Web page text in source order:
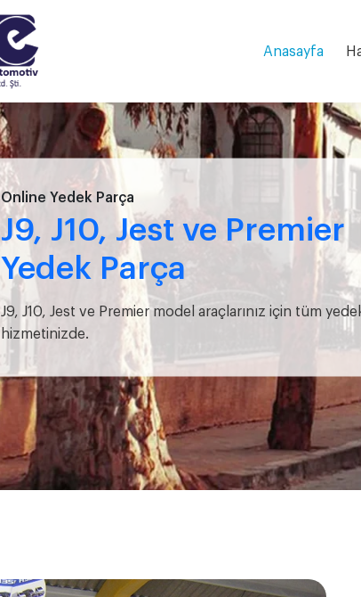
Anasayfa
Online Yedek Parça
J9, J10, Jest ve Premier
Yedek Parça
J9, J10, Jest ve Premier model araçlarınız için tüm
hizmetinizde.